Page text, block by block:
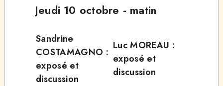
Jeudi 10 octobre - matin
Sandrine
COSTAMAGNO :
exposé et
discussion
Luc MOREAU :
exposé et
discussion